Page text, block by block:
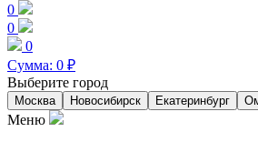
0
0
0
Сумма: 0 ₽
Выберите город
Москва Новосибирск Екатеринбург
Меню